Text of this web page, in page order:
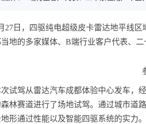
27日，四驱纯电超级皮卡雷达地平线
地的多家媒体、B端行业客户代表、
试驾从雷达汽车成都体验中心发车，
林赛道进行了场地试驾。通过城市道
形通过性能以及智能四驱系统的实力